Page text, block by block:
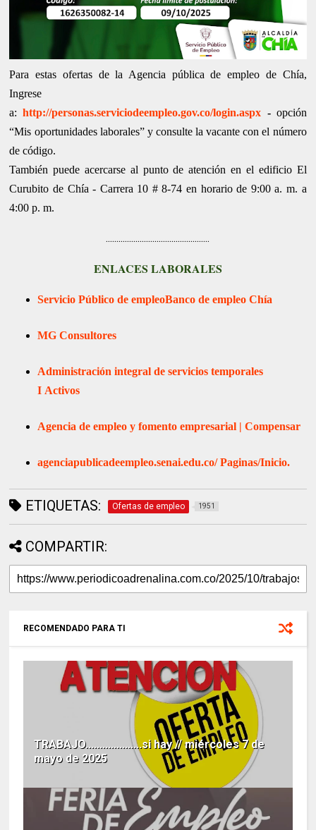
Para estas ofertas de la Agencia pública de empleo de Chía,
Ingrese
a:http://personas.serviciodeempleo.gov.co/login.aspx -opción
“Mis oportunidades laborales” y consulte la vacante con el número
de código.
También puede acercarse al punto de atención en el edificio El
Curubito de Chía - Carrera 10 # 8-74 en horario de 9:00 a. m. a
4:00 p. m.
.................................................
ENLACES LABORALES
Servicio Público de empleoBanco de empleo Chía
MG Consultores
Administración integral de servicios temporales
I Activos
Agencia de empleo y fomento empresarial | Compensar
agenciapublicadeempleo.senai.edu.co/Paginas/Inicio.
ETIQUETAS: Ofertas de empleo 1951
COMPARTIR:
RECOMENDADO PARA TI
TRABAJO....................si hay // miércoles 7 de
mayo de 2025